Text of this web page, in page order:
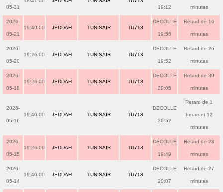
05-31 19:12 minutes
2026-
05-21
19:40:00 JEDDAH TUNISAIR TU713
DECOLLE
19:56
Retard de 16
minutes
2026-
05-20
19:26:00 JEDDAH TUNISAIR TU713
DECOLLE
19:52
Retard de 26
minutes
2026-
05-18
19:26:00 JEDDAH TUNISAIR TU713
DECOLLE
20:05
Retard de 39
minutes
2026-
05-16
19:40:00 JEDDAH TUNISAIR TU713
DECOLLE
20:52
Retard de 1
heure et 12
minutes
2026-
05-15
19:26:00 JEDDAH TUNISAIR TU713
DECOLLE
19:49
Retard de 23
minutes
2026-
05-14
19:40:00 JEDDAH TUNISAIR TU713
DECOLLE
20:07
Retard de 27
minutes